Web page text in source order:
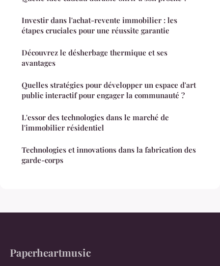
Investir dans l'achat-revente immobilier : les
étapes cruciales pour une réussite garantie
Découvrez le désherbage thermique et ses
avantages
Quelles stratégies pour développer un espace d'art
public interactif pour engager la communauté ?
L'essor des technologies dans le marché de
l'immobilier résidentiel
Technologies et innovations dans la fabrication des
garde-corps
Paperheartmusic